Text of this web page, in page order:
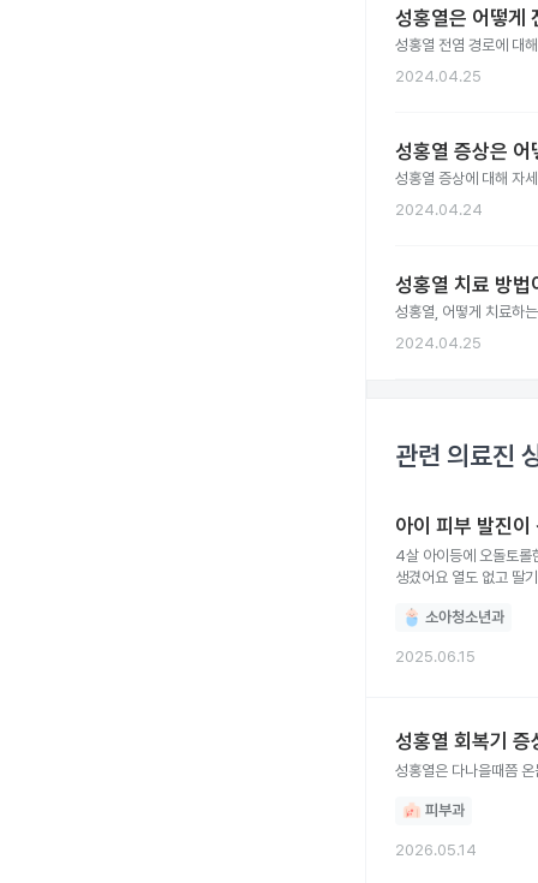
성홍열은 어떻게
성홍열 전염 경로에 대
2024.04.25
성홍열 증상은 어
성홍열 증상에 대해 자
2024.04.24
성홍열 치료 방법
성홍열, 어떻게 치료하
2024.04.25
관련 의료진
아이 피부 발진
4살 아이등에 오돌토롤한게 잔뜩 올라와서 금욜날 소아과 가니 성홍열은 아니고 땀띠라고 해서 하티손 처방받아서 발라줬는데 더 심한 발진이
생겼어요 열도 없고 딸기혀도 아니에요 근데 발진난곳을 누르면 하얗게 변했다가 다
소아청소년과
2025.06.15
성홍열 회복기
성홍열은 다나을때쯤
피부과
2026.05.14